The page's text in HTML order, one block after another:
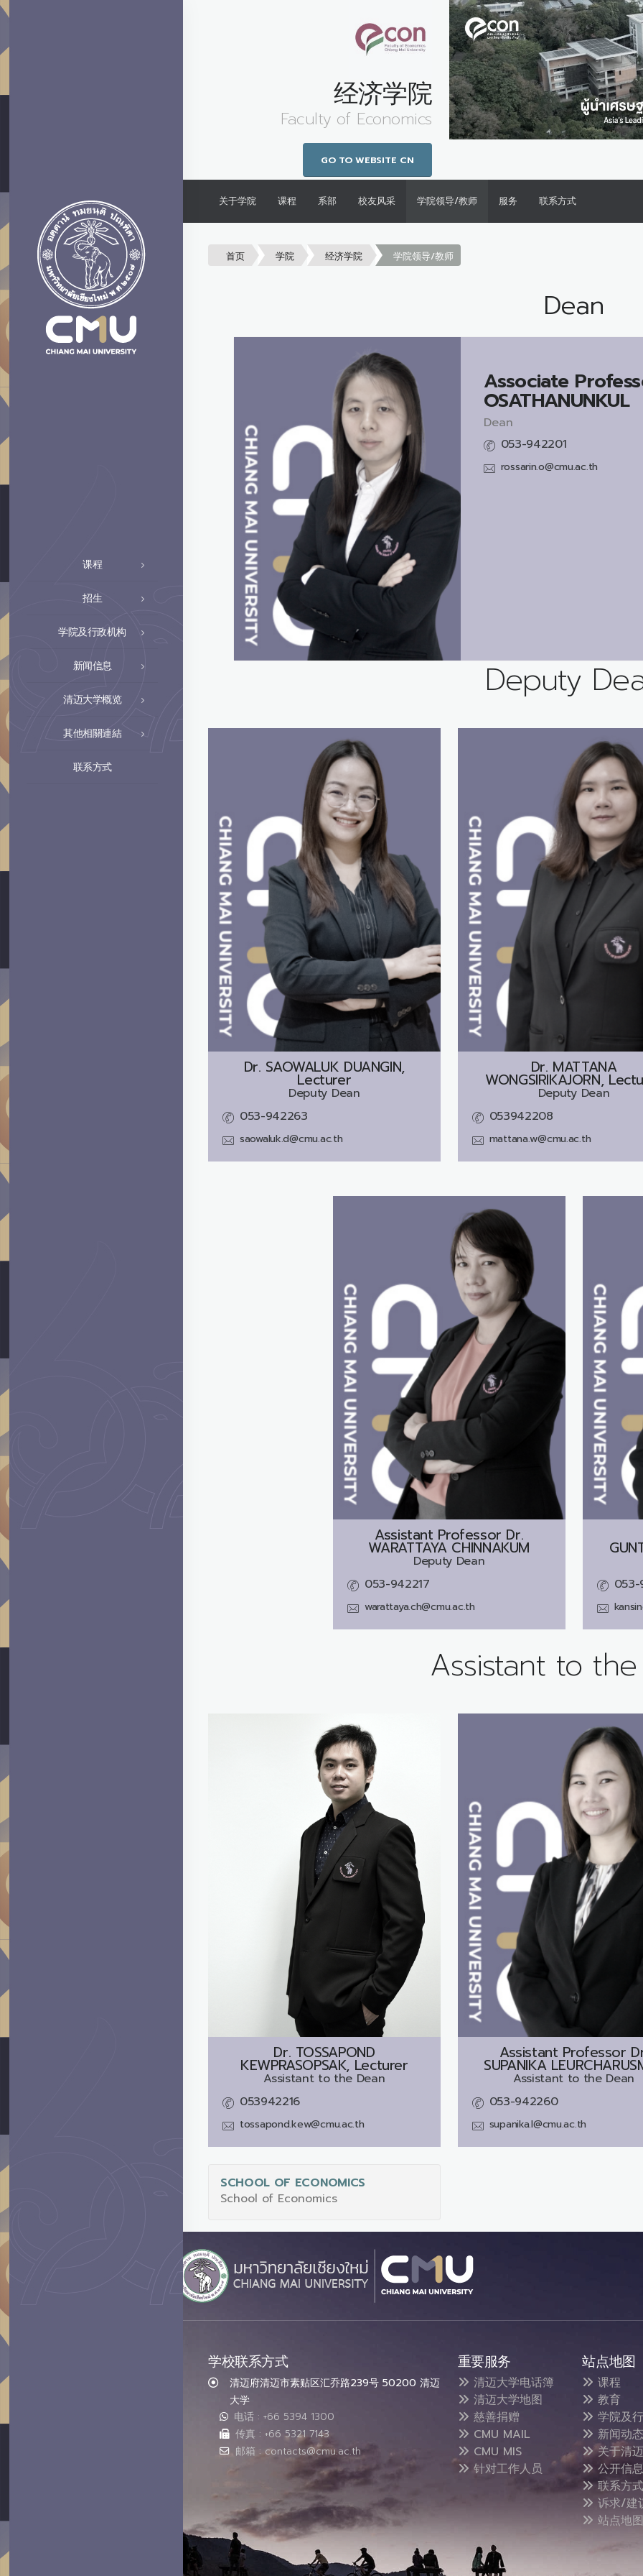
课程
招生
学院及行政机构
新闻信息
清迈大学概览
其他相關連結
联系方式
经济学院
Faculty of Economics
GO TO WEBSITE CN
关于学院 课程 系部 校友风采 学院领导/教师 服务 联系方式
首页 学院 经济学院 学院领导/教师
Dean
Associate
OSATHANUNKUL
Dean
053-942201
rossarin.o@cmu.ac.th
Deputy
Dr. SAOWALUK DUANGIN,
Lecturer
Deputy Dean
053-942263
saowaluk.d@cmu.ac.th
Dr. MATTANA
WONGSIRIKAJORN,
Deputy Dean
053942208
mattana.w@cmu.ac.th
Assistant Professor Dr.
WARATTAYA CHINNAKUM
Deputy Dean
053-942217
warattaya.ch@cmu.ac.th
Assistant to
Dr. TOSSAPOND
KEWPRASOPSAK, Lecturer
Assistant to the Dean
053942216
tossapond.kew@cmu.ac.th
Assistant Professor
SUPANIKA
Assistant to the Dean
053-942260
supanika.l@cmu.ac.th
SCHOOL OF ECONOMICS
School of Economics
学校联系方式
清迈府清迈市素贴区汇乔路239号 50200 清迈
大学
电话 : +66 5394 1300
传真 : +66 5321 7143
邮箱 : contacts@cmu.ac.th
重要服务
清迈大学电话簿
清迈大学地图
慈善捐赠
CMU MAIL
CMU MIS
针对工作人员
站点地图
课程
教育
学院及
新闻动
关于清
公开信
联系方
诉求/建
站点地